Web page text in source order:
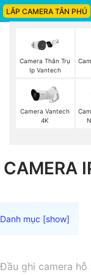
LẮP CAMERA TÂN PHÚ
Camera Thân Trụ
Ip Vantech
Camera Vantech
4K
CAMERA
Đầu ghi camera